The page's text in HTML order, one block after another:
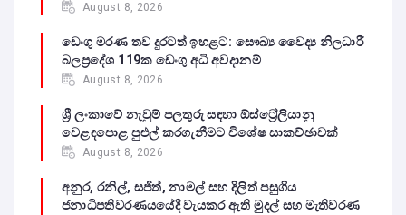
August 8, 2026
ඩෙංගු මරණ තව දුරටත් ඉහළට: සෞඛ්‍ය වෛද්‍ය නිලධාරී
බලප්‍රදේශ 119ක ඩෙංගු අධි අවදානම්
August 8, 2026
ශ්‍රී ලංකාවේ නැවුම් පලතුරු සඳහා ඕස්ට්‍රේලියානු
වෙළඳපොළ පුළුල් කරගැනීමට විශේෂ සාකච්ඡාවක්
August 8, 2026
අනුර, රනිල්, සජිත්, නාමල් සහ දිලිත් පසුගිය
ජනාධිපතිවරණයයේදී වැයකර ඇති මුදල් සහ මැතිවරණ